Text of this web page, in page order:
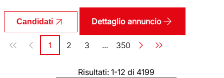
Candidati Dettaglio annuncio
Paginazione
Pagina
1 Pagina
2 Pagina
3 ... Pagina
350
Risultati: 1-12 di 4199